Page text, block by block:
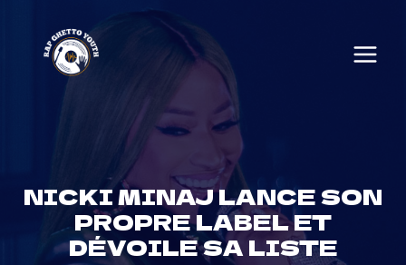
content
NICKI MINAJ LANCE SON
PROPRE LABEL ET
DÉVOILE SA LISTE